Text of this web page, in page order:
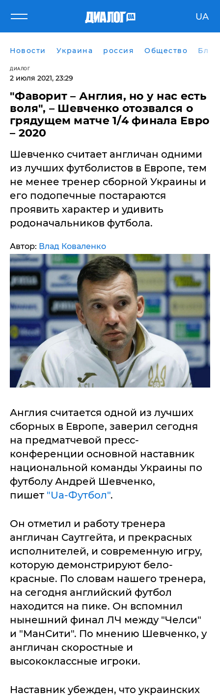
UA
Новости Украина россия Общество
ДИАЛОГ
2 июля 2021, 23:29
"Фаворит – Англия, но у нас есть
воля", – Шевченко отозвался о
грядущем матче 1/4 финала Евро
– 2020
Шевченко считает англичан одними
из лучших футболистов в Европе, тем
не менее тренер сборной Украины и
его подопечные постараются
проявить характер и удивить
родоначальников футбола.
Автор: Влад Коваленко
Англия считается одной из лучших
сборных в Европе, заверил сегодня
на предматчевой пресс-
конференции основной наставник
национальной команды Украины по
футболу Андрей Шевченко,
пишет "Uа-Футбол".
Он отметил и работу тренера
англичан Саутгейта, и прекрасных
исполнителей, и современную игру,
которую демонстрируют бело-
красные. По словам нашего тренера,
на сегодня английский футбол
находится на пике. Он вспомнил
нынешний финал ЛЧ между "Челси"
и "МанСити". По мнению Шевченко, у
англичан скоростные и
высококлассные игроки.
Наставник убежден, что украинских